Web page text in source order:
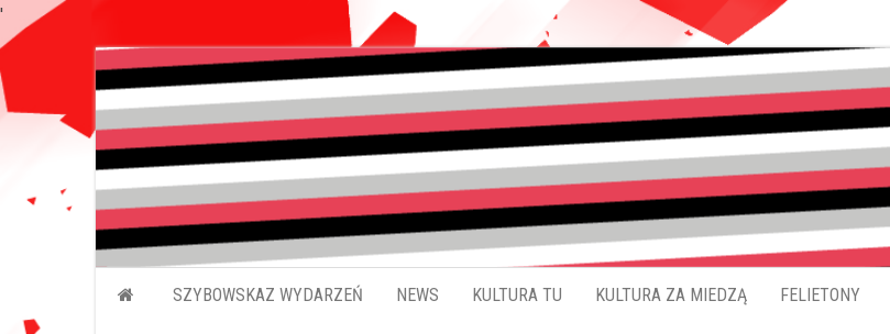
'
do
treści
SZYBOWSKAZ WYDARZEŃ NEWS KULTURA TU KULTURA ZA MIEDZĄ FELIETONY